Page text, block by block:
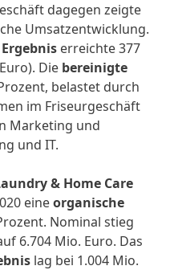
dagegen zeigte
Umsatzentwicklung.
erreichte 377
Die bereinigte
belastet durch
im Friseurgeschäft
Marketing und
und IT.
& Home Care
eineorganische
Nominal stieg
6.704 Mio. Euro. Das
lag bei 1.004 Mio.